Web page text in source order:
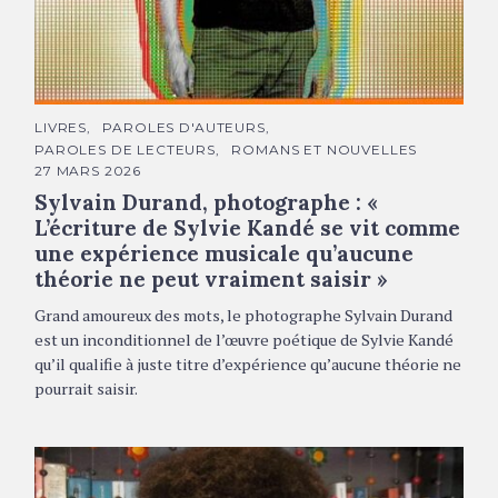
Sylvain Durand © DR
C
T
É
O
R
I
S
LIVRES
PAROLES D'AUTEURS
PAROLES DE LECTEURS
ROMANS ET NOUVELLES
27 MARS 2026
Sylvain Durand, photographe : «
L’écriture de Sylvie Kandé se vit comme
une expérience musicale qu’aucune
théorie ne peut vraiment saisir »
Grand amoureux des mots, le photographe Sylvain Durand
est un inconditionnel de l’œuvre poétique de Sylvie Kandé
qu’il qualifie à juste titre d’expérience qu’aucune théorie ne
pourrait saisir.